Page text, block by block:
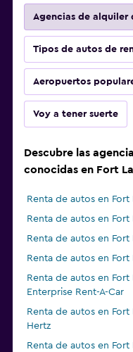
Agencias de alquiler
Tipos de autos de
Aeropuertos
Voy a tener suerte
Descubre las
conocidas en Fort
Renta de autos en
Renta de autos en Fort
Renta de autos en Fort
Renta de autos en
Renta de autos en Fort
Enterprise Rent-A-Car
Renta de autos en Fort
Hertz
Renta de autos en Fort